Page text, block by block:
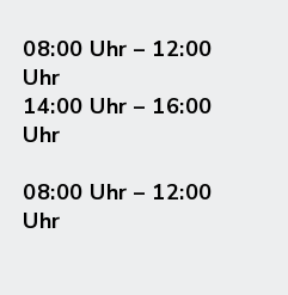
08:00 Uhr – 12:00
Uhr
14:00 Uhr – 16:00
Uhr
08:00 Uhr – 12:00
Uhr